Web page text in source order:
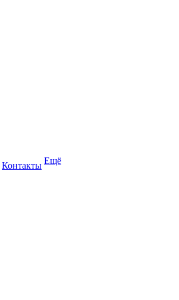
Контакты Ещё